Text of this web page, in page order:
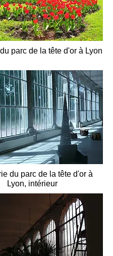
parc de la tête d'or à Lyon
du parc de la tête d'or à
Lyon, intérieur